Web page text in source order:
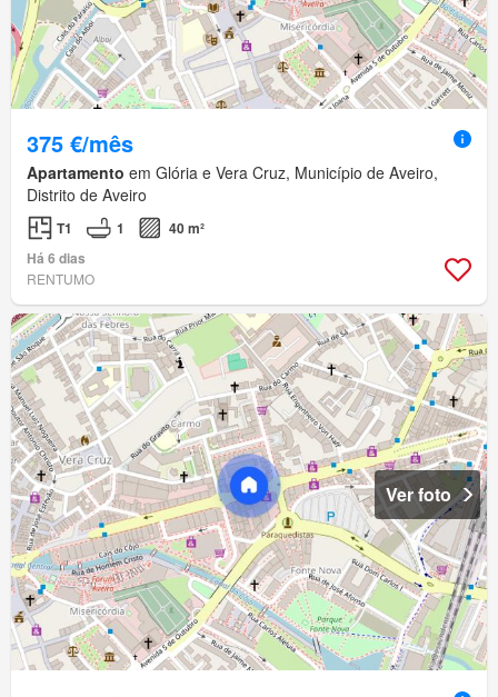
375 €/mês
Apartamento em Glória e Vera Cruz, Município de Aveiro,
Distrito de Aveiro
T1 1
40 m²
Há 6 dias
RENTUMO
Ver foto